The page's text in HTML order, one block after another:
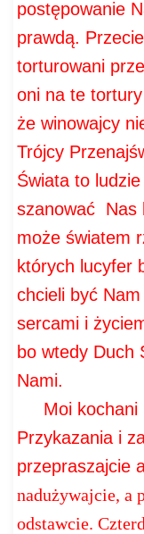
postępowanie
prawdą.
torturowani
oni na te
żewinowajcy
Trójcy
Świata to ludzie
szanować Nas
może światem
których lucyfer
chcieli być
sercami i
bo wtedy Duch
Nami.
Moi kochani
Przykazania i
przepraszajcie
nadużywajcie, a
odstawcie.